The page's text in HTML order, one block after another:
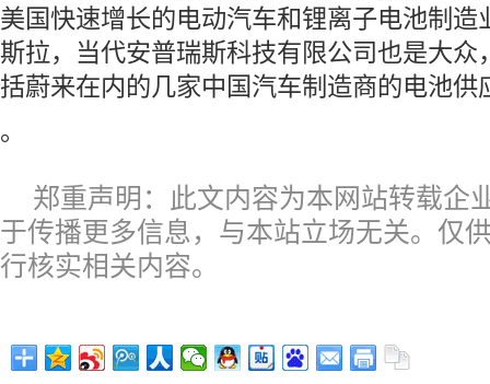
美国快速增长的电动汽车和锂离子电池制造
斯拉，当代安普瑞斯科技有限公司也是大众
括蔚来在内的几家中国汽车制造商的电池供
。
郑重声明：此文内容为本网站转载企
于传播更多信息，与本站立场无关。仅
行核实相关内容。